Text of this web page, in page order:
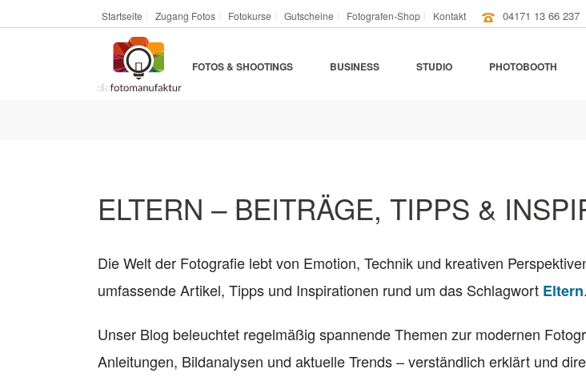
Startseite Zugang Fotos Fotokurse Gutscheine Fotografen-Shop Kontakt 04171 13 66 237
FOTOS & SHOOTINGS BUSINESS STUDIO PHOTOBOOTH
ELTERN – BEITRÄGE, TIPPS &
Die Welt der Fotografie lebt von Emotion, Technik und kreativen
umfassende Artikel, Tipps und Inspirationen rund um das Schlagwort Eltern.
Unser Blog beleuchtet regelmäßig spannende Themen zur modernen
Anleitungen, Bildanalysen und aktuelle Trends – verständlich erklärt und